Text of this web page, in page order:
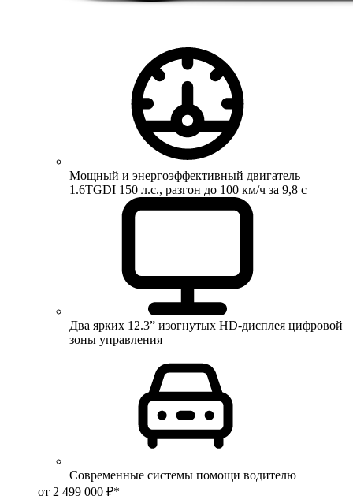
Мощный и энергоэффективный двигатель
1.6TGDI 150 л.с., разгон до 100 км/ч за 9,8 с
Два ярких 12.3” изогнутых HD-дисплея цифровой
зоны управления
Современные системы помощи водителю
от 2 499 000 ₽*